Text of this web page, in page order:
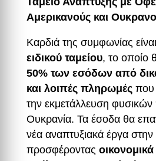
Αμερικανούς και
Καρδιά της συμφωνίας
ειδικού ταμείου, το οποίο
50% των εσόδων από
και λοιπές πληρωμέςπου
την εκμετάλλευση
Ουκρανία. Τα έσοδα θα
νέα αναπτυξιακά έργα
προσφέροντας